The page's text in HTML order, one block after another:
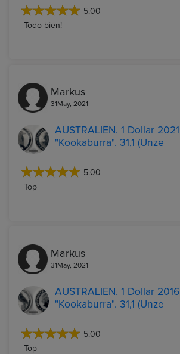
5.00
Todo bien!
Markus
31May, 2021
AUSTRALIEN. 1 Dollar 2021
"Kookaburra". 31,1 (Unze
5.00
Top
Markus
31May, 2021
AUSTRALIEN. 1 Dollar 2016
"Kookaburra". 31,1 (Unze
5.00
Top